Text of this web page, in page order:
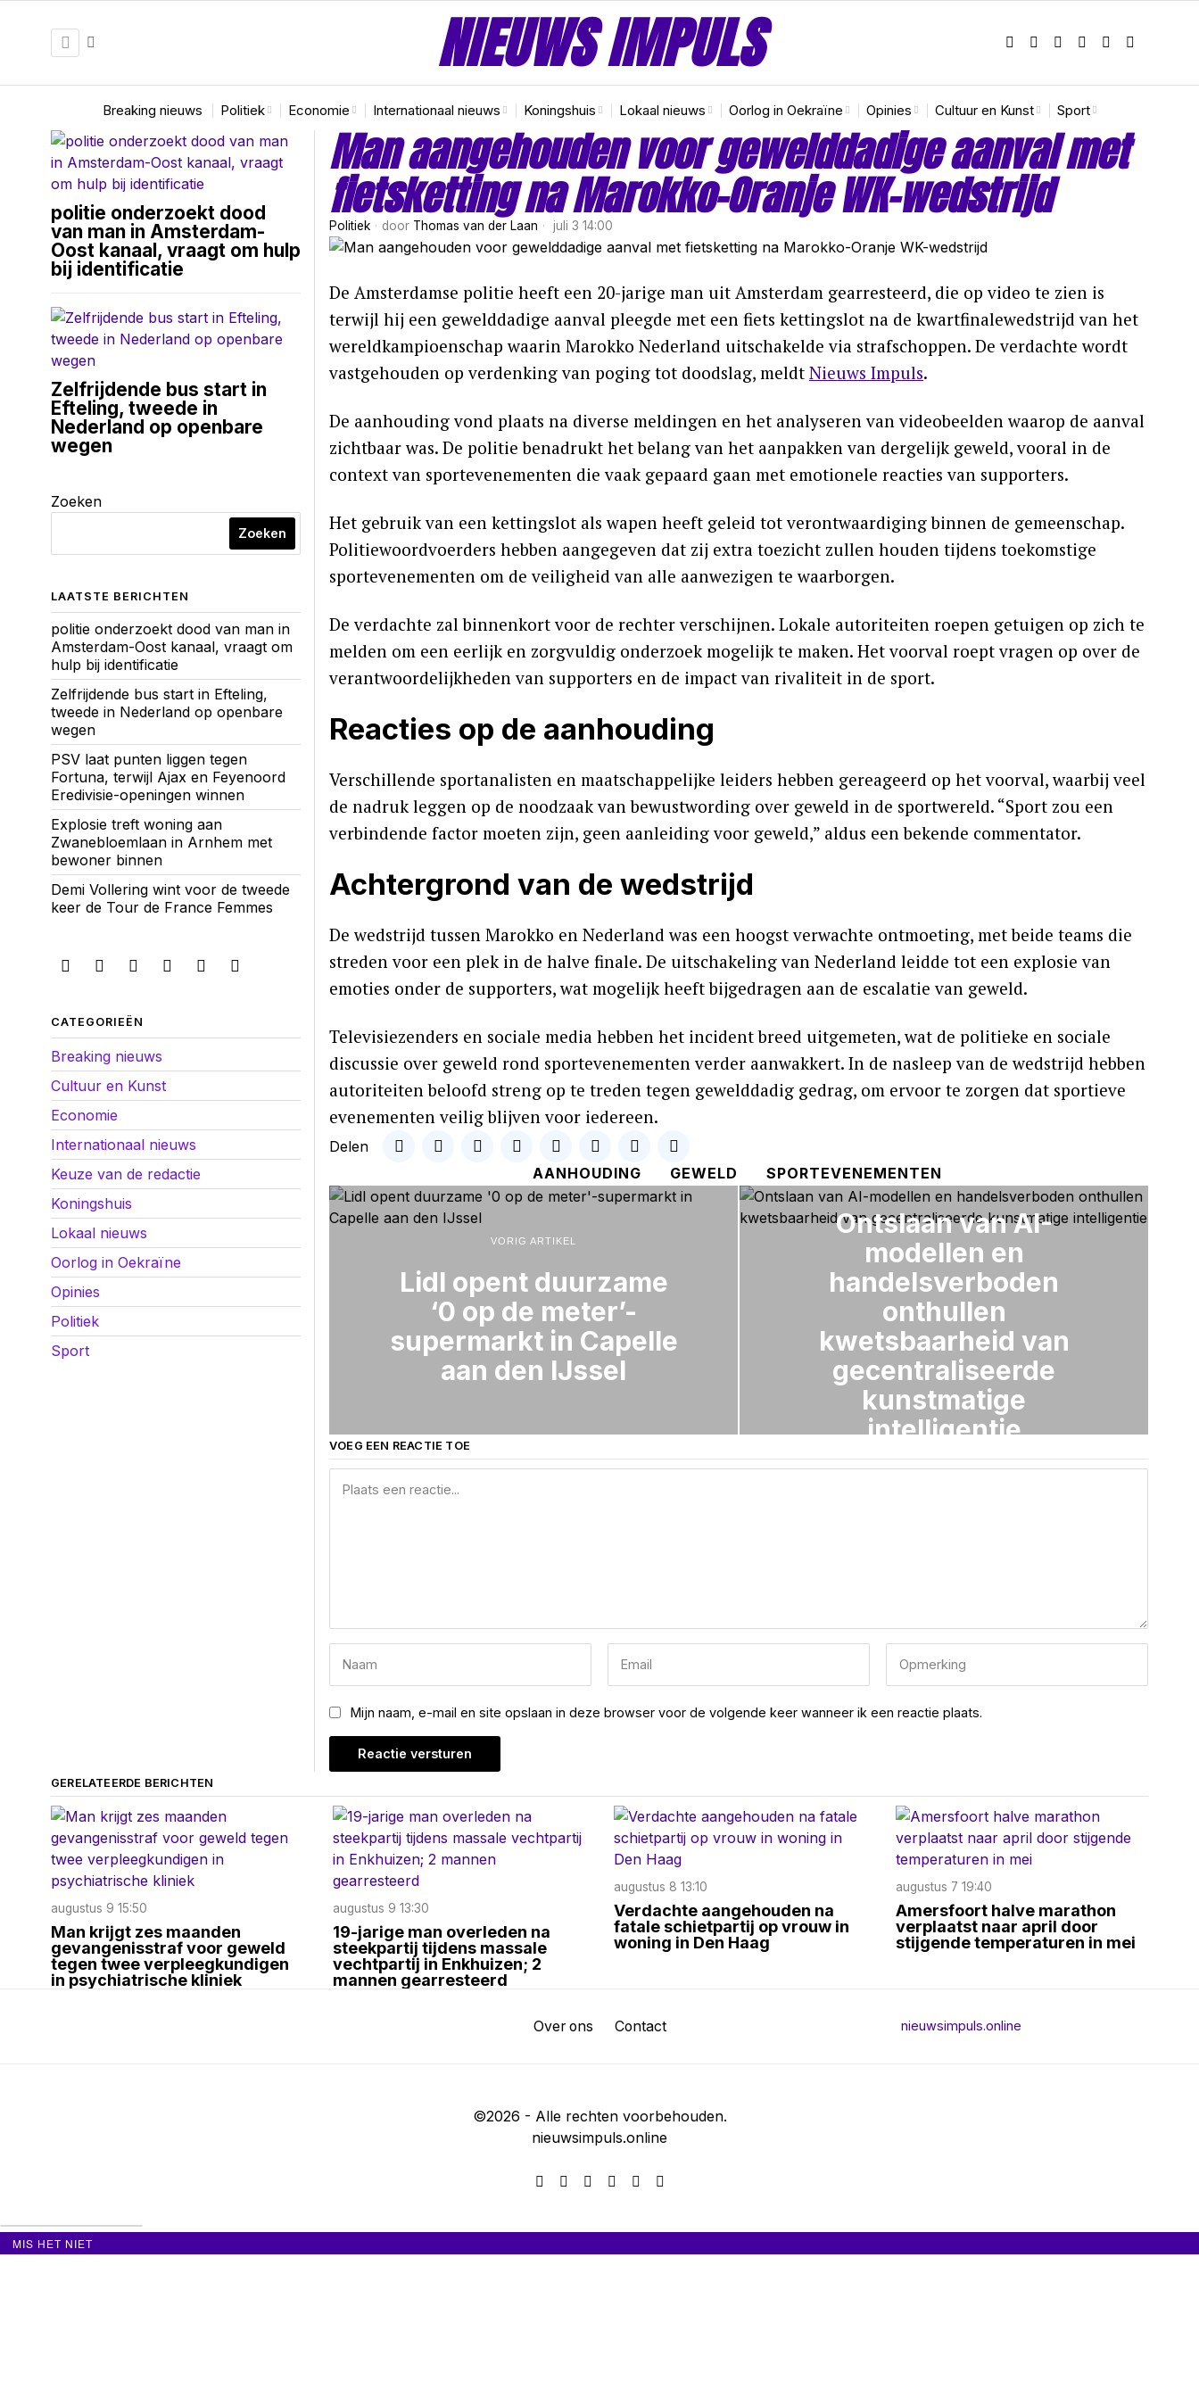
NIEUWS IMPULS
Breaking nieuws Politiek Economie Internationaal nieuws Koningshuis Lokaal nieuws Oorlog in Oekraïne Opinies Cultuur en Kunst Sport
Man aangehouden voor gewelddadige aanval met
fietsketting na Marokko-Oranje WK-wedstrijd
Politiek door Thomas van der Laan juli 3 14:00
De Amsterdamse politie heeft een 20-jarige man uit Amsterdam gearresteerd, die op video te zien is
terwijl hij een gewelddadige aanval pleegde met een fiets kettingslot na de kwartfinalewedstrijd van het
wereldkampioenschap waarin Marokko Nederland uitschakelde via strafschoppen. De verdachte wordt
vastgehouden op verdenking van poging tot doodslag, meldt Nieuws Impuls.
De aanhouding vond plaats na diverse meldingen en het analyseren van videobeelden waarop de aanval
zichtbaar was. De politie benadrukt het belang van het aanpakken van dergelijk geweld, vooral in de
context van sportevenementen die vaak gepaard gaan met emotionele reacties van supporters.
Het gebruik van een kettingslot als wapen heeft geleid tot verontwaardiging binnen de gemeenschap.
Politiewoordvoerders hebben aangegeven dat zij extra toezicht zullen houden tijdens toekomstige
sportevenementen om de veiligheid van alle aanwezigen te waarborgen.
De verdachte zal binnenkort voor de rechter verschijnen. Lokale autoriteiten roepen getuigen op zich te
melden om een eerlijk en zorgvuldig onderzoek mogelijk te maken. Het voorval roept vragen op over de
verantwoordelijkheden van supporters en de impact van rivaliteit in de sport.
Reacties op de aanhouding
Verschillende sportanalisten en maatschappelijke leiders hebben gereageerd op het voorval, waarbij veel
de nadruk leggen op de noodzaak van bewustwording over geweld in de sportwereld. “Sport zou een
verbindende factor moeten zijn, geen aanleiding voor geweld,” aldus een bekende commentator.
Achtergrond van de wedstrijd
De wedstrijd tussen Marokko en Nederland was een hoogst verwachte ontmoeting, met beide teams die
streden voor een plek in de halve finale. De uitschakeling van Nederland leidde tot een explosie van
emoties onder de supporters, wat mogelijk heeft bijgedragen aan de escalatie van geweld.
Televisiezenders en sociale media hebben het incident breed uitgemeten, wat de politieke en sociale
discussie over geweld rond sportevenementen verder aanwakkert. In de nasleep van de wedstrijd hebben
autoriteiten beloofd streng op te treden tegen gewelddadig gedrag, om ervoor te zorgen dat sportieve
evenementen veilig blijven voor iedereen.
Delen
AANHOUDING
GEWELD SPORTEVENEMENTEN
VORIG ARTIKEL
Lidl opent duurzame
‘0 op de meter’-
supermarkt in Capelle
aan den IJssel
Ontslaan van AI-
modellen en
handelsverboden
onthullen
kwetsbaarheid van
gecentraliseerde
kunstmatige
intelligentie
VOEG EEN REACTIE TOE
Mijn naam, e-mail en site opslaan in deze browser voor de volgende keer wanneer ik een reactie plaats.
politie onderzoekt dood
van man in Amsterdam-
Oost kanaal, vraagt om hulp
bij identificatie
Zelfrijdende bus start in
Efteling, tweede in
Nederland op openbare
wegen
Zoeken
Zoeken
LAATSTE BERICHTEN
politie onderzoekt dood van man in
Amsterdam-Oost kanaal, vraagt om
hulp bij identificatie
Zelfrijdende bus start in Efteling,
tweede in Nederland op openbare
wegen
PSV laat punten liggen tegen
Fortuna, terwijl Ajax en Feyenoord
Eredivisie-openingen winnen
Explosie treft woning aan
Zwanebloemlaan in Arnhem met
bewoner binnen
Demi Vollering wint voor de tweede
keer de Tour de France Femmes
CATEGORIEËN
Breaking nieuws
Cultuur en Kunst
Economie
Internationaal nieuws
Keuze van de redactie
Koningshuis
Lokaal nieuws
Oorlog in Oekraïne
Opinies
Politiek
Sport
GERELATEERDE BERICHTEN
augustus 9 15:50
Man krijgt zes maanden
gevangenisstraf voor geweld
tegen twee verpleegkundigen
in psychiatrische kliniek
augustus 9 13:30
19-jarige man overleden na
steekpartij tijdens massale
vechtpartij in Enkhuizen; 2
mannen gearresteerd
augustus 8 13:10
Verdachte aangehouden na
fatale schietpartij op vrouw in
woning in Den Haag
augustus 7 19:40
Amersfoort halve marathon
verplaatst naar april door
stijgende temperaturen in mei
Over ons Contact nieuwsimpuls.online
©2026 - Alle rechten voorbehouden.
nieuwsimpuls.online
MIS HET NIET